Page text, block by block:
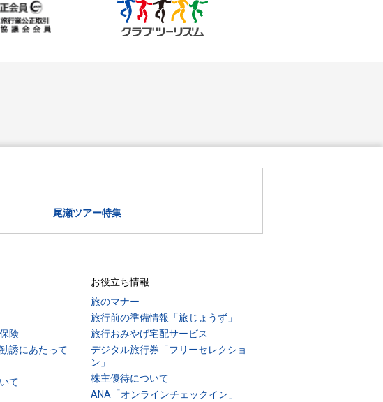
尾瀬ツアー特集
険
誘にあたって
て
お役立ち情報
旅のマナー
旅行前の準備情報「旅じょうず」
旅行おみやげ宅配サービス
デジタル旅行券「フリーセレクショ
ン」
株主優待について
ANA「オンラインチェックイン」